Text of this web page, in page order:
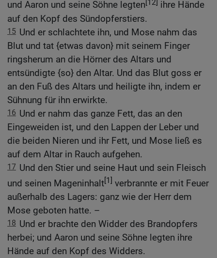
und Aaron und seine Söhne legten
ihre Hände
auf den Kopf des Sündopferstiers.
15 Und er schlachtete ihn, und Mose nahm das
Blut und tat {etwas davon} mit seinem Finger
ringsherum an die Hörner des Altars und
entsündigte {so} den Altar. Und das Blut goss er
an den Fuß des Altars und heiligte ihn, indem er
Sühnung für ihn erwirkte.
16 Und er nahm das ganze Fett, das an den
Eingeweiden ist, und den Lappen der Leber und
die beiden Nieren und ihr Fett, und Mose ließ es
auf dem Altar in Rauch aufgehen.
17 Und den Stier und seine Haut und sein Fleisch
und seinen Mageninhalt[1] verbrannte er mit Feuer
außerhalb des Lagers: ganz wie der Herr dem
Mose geboten hatte. –
18 Und er brachte den Widder des Brandopfers
herbei; und Aaron und seine Söhne legten ihre
Hände auf den Kopf des Widders.